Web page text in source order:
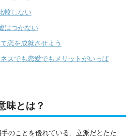
較しない
はつかない
恋を成就させよう
スでも恋愛でもメリットがいっぱ
味とは？
手のことを優れている、立派だとたた